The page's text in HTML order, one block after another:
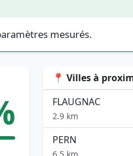
mesurés.
📍 Villes à
FLAUGNAC
2.9 km
PERN